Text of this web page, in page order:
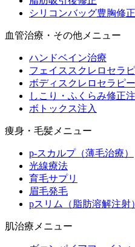
シリコンバッグ豊胸修正
血管治療・その他メニュー
ハンドベイン治療
フェイススクレロセラ
ボディスクレロセラピー
しこり・ふくらみ修正
ボトックス注入
痩身・毛髪メニュー
p-スカルプ（薄毛治療）
光線療法
育毛サプリ
眉毛発毛
pスリム（脂肪溶解注射）
肌治療メニュー